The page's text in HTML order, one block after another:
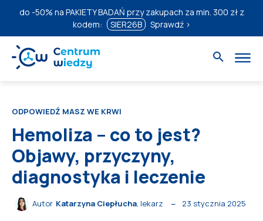
do -50% na PAKIETY BADAŃ przy zakupach za min. 300 zł z
kodem:
SIER26B Sprawdź ›
ODPOWIEDŹ MASZ WE KRWI
Hemoliza – co to jest?
Objawy, przyczyny,
diagnostyka i leczenie
Autor Katarzyna Ciepłucha, lekarz 23 stycznia 2025